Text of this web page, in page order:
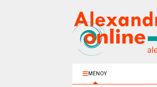
ΜΕΝΟΥ